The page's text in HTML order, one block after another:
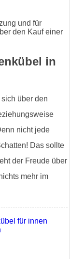
und für
den Kauf einer
in
über den
nicht jede
Das sollte
der Freude über
mehr im